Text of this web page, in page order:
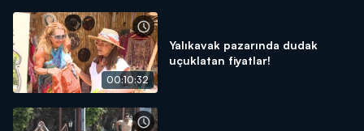
00:10:32
Yalıkavak pazarında dudak
uçuklatan fiyatlar!